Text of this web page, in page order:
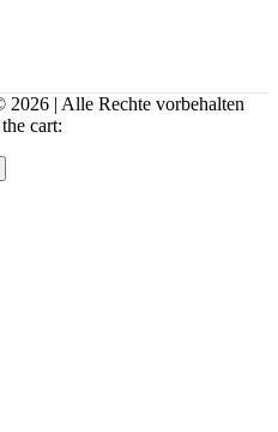
| Alle Rechte vorbehalten
cart: